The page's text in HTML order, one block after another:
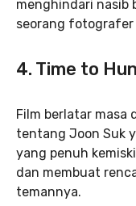
menghindari nasib
seorang fotografer
4. Time to
Film berlatar masa
tentang Joon Suk
yang penuh
dan membuat
temannya.